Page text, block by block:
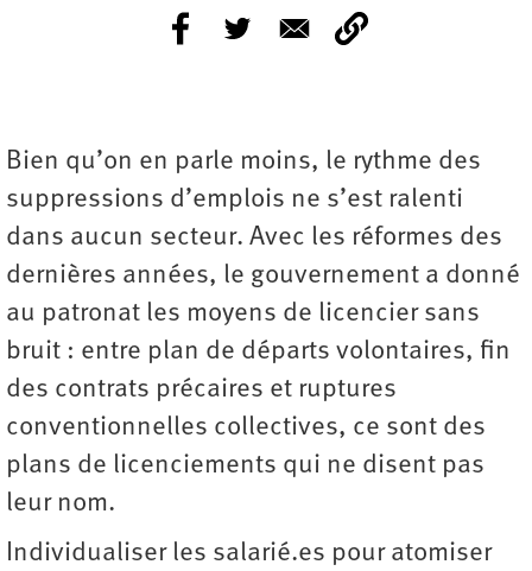
Bien qu’on en parle moins, le rythme des
suppressions d’emplois ne s’est ralenti
dans aucun secteur. Avec les réformes des
dernières années, le gouvernement a donné
au patronat les moyens de licencier sans
bruit : entre plan de départs volontaires, fin
des contrats précaires et ruptures
conventionnelles collectives, ce sont des
plans de licenciements qui ne disent pas
leur nom.
Individualiser les salarié.es pour atomiser